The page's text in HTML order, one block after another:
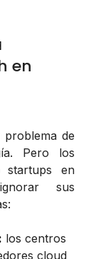
en
problema de
Pero los
startups en
sus
los centros
cloud